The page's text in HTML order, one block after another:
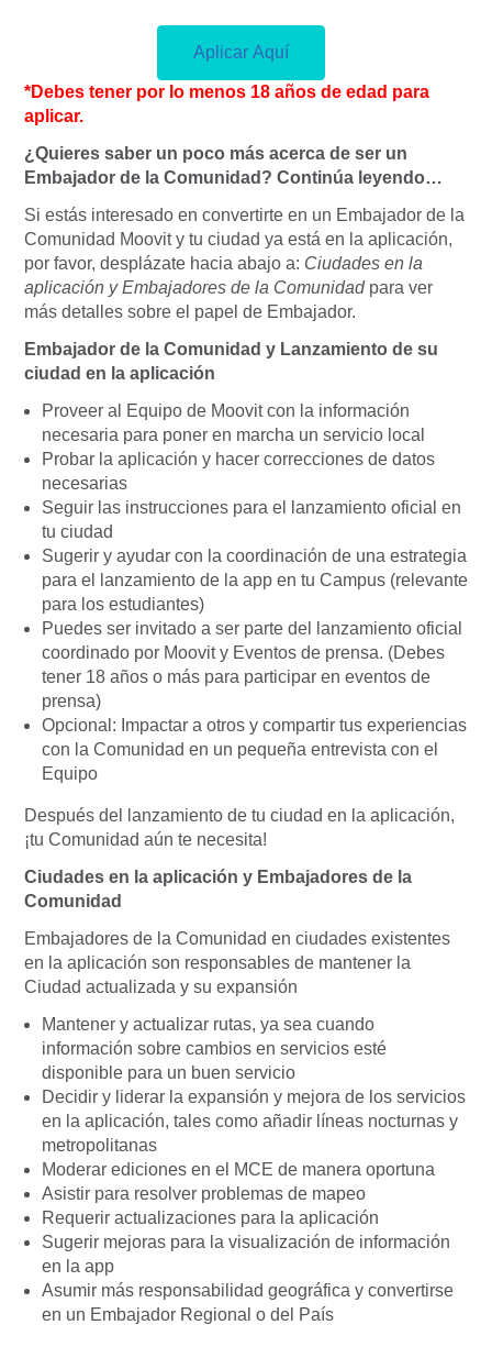
Aplicar Aquí
*Debes tener por lo menos 18 años de edad para
aplicar.
¿Quieres saber un poco más acerca de ser un
Embajador de la Comunidad? Continúa leyendo…
Si estás interesado en convertirte en un Embajador de la
Comunidad Moovit y tu ciudad ya está en la aplicación,
por favor, desplázate hacia abajo a: Ciudades en la
aplicación y Embajadores de la Comunidadpara ver
más detalles sobre el papel de Embajador.
Embajador de la Comunidad y Lanzamiento de su
ciudad en la aplicación
Proveer al Equipo de Moovit con la información
necesaria para poner en marcha un servicio local
Probar la aplicación y hacer correcciones de datos
necesarias
Seguir las instrucciones para el lanzamiento oficial en
tu ciudad
Sugerir y ayudar con la coordinación de una estrategia
para el lanzamiento de la app en tu Campus (relevante
para los estudiantes)
Puedes ser invitado a ser parte del lanzamiento oficial
coordinado por Moovit y Eventos de prensa. (Debes
tener 18 años o más para participar en eventos de
prensa)
Opcional: Impactar a otros y compartir tus experiencias
con la Comunidad en un pequeña entrevista con el
Equipo
Después del lanzamiento de tu ciudad en la aplicación,
¡tu Comunidad aún te necesita!
Ciudades en la aplicación y Embajadores de la
Comunidad
Embajadores de la Comunidad en ciudades existentes
en la aplicación son responsables de mantener la
Ciudad actualizada y su expansión
Mantener y actualizar rutas, ya sea cuando
información sobre cambios en servicios esté
disponible para un buen servicio
Decidir y liderar la expansión y mejora de los servicios
en la aplicación, tales como añadir líneas nocturnas y
metropolitanas
Moderar ediciones en el MCE de manera oportuna
Asistir para resolver problemas de mapeo
Requerir actualizaciones para la aplicación
Sugerir mejoras para la visualización de información
en la app
Asumir más responsabilidad geográfica y convertirse
en un Embajador Regional o del País